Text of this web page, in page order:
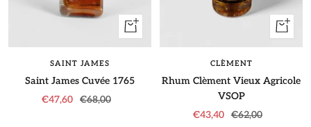
+
Aggiungi
SAINT JAMES
Saint James Cuvée 1765
Prezzo
€47,60 Prezzo
€68,00
+
CLÈMENT
Rhum Clèment Vieux Agricole
VSOP
Prezzo
€43,40 Prezzo
€62,00